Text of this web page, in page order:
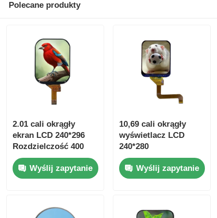
Moduł wyświetlacza LCD
Polecane produkty
2.01 cali okrągły
ekran LCD 240*296
Rozdzielczość 400
Jasność SPI Interfejs
sterownik IC ST7789
Wyślij zapytanie
10,69 cali okrągły
wyświetlacz LCD
240*280
rozdzielczość 400
jasność sterownik
interfejsu SPI IC
Wyślij zapytanie